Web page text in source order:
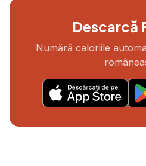
Descarcă
Numără caloriile